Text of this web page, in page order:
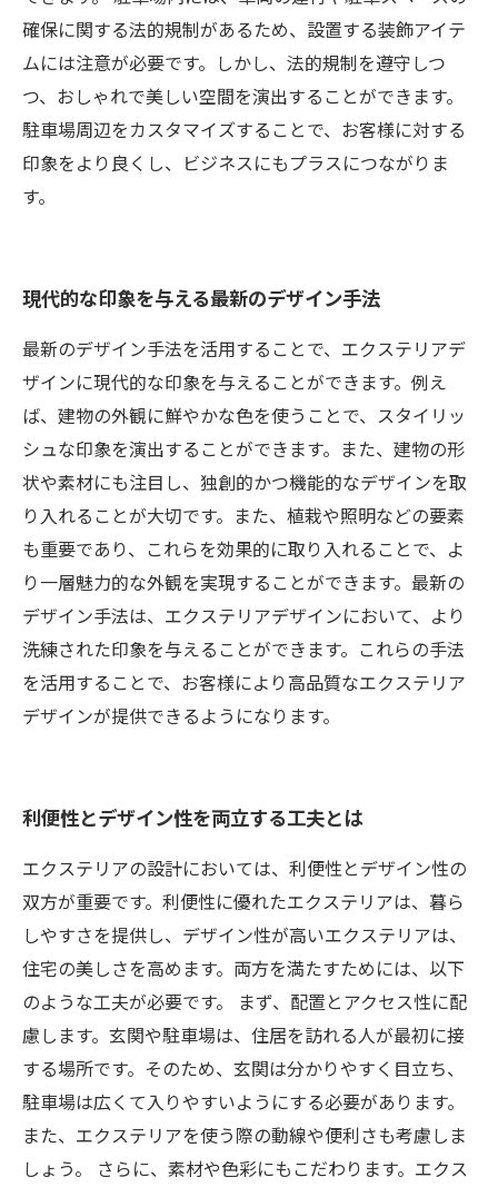
確保に関する法的規制があるため、設置する装飾アイテ
ムには注意が必要です。しかし、法的規制を遵守しつ
つ、おしゃれで美しい空間を演出することができます。
駐車場周辺をカスタマイズすることで、お客様に対する
印象をより良くし、ビジネスにもプラスにつながりま
す。
現代的な印象を与える最新のデザイン手法
最新のデザイン手法を活用することで、エクステリアデ
ザインに現代的な印象を与えることができます。例え
ば、建物の外観に鮮やかな色を使うことで、スタイリッ
シュな印象を演出することができます。また、建物の形
状や素材にも注目し、独創的かつ機能的なデザインを取
り入れることが大切です。また、植栽や照明などの要素
も重要であり、これらを効果的に取り入れることで、よ
り一層魅力的な外観を実現することができます。最新の
デザイン手法は、エクステリアデザインにおいて、より
洗練された印象を与えることができます。これらの手法
を活用することで、お客様により高品質なエクステリア
デザインが提供できるようになります。
利便性とデザイン性を両立する工夫とは
エクステリアの設計においては、利便性とデザイン性の
双方が重要です。利便性に優れたエクステリアは、暮ら
しやすさを提供し、デザイン性が高いエクステリアは、
住宅の美しさを高めます。両方を満たすためには、以下
のような工夫が必要です。 まず、配置とアクセス性に配
慮します。玄関や駐車場は、住居を訪れる人が最初に接
する場所です。そのため、玄関は分かりやすく目立ち、
駐車場は広くて入りやすいようにする必要があります。
また、エクステリアを使う際の動線や便利さも考慮しま
しょう。 さらに、素材や色彩にもこだわります。エクス